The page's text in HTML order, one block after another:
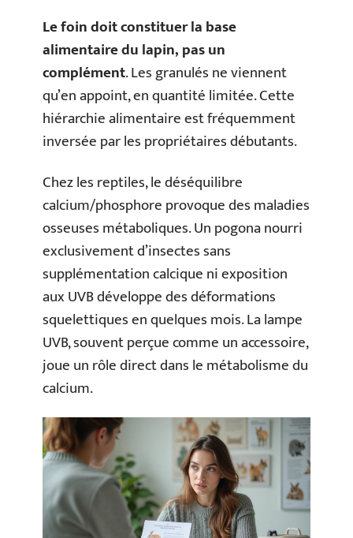
Le foin doit constituer la base
alimentaire du lapin, pas un
complément. Les granulés ne viennent
qu’en appoint, en quantité limitée. Cette
hiérarchie alimentaire est fréquemment
inversée par les propriétaires débutants.
Chez les reptiles, le déséquilibre
calcium/phosphore provoque des maladies
osseuses métaboliques. Un pogona nourri
exclusivement d’insectes sans
supplémentation calcique ni exposition
aux UVB développe des déformations
squelettiques en quelques mois. La lampe
UVB, souvent perçue comme un accessoire,
joue un rôle direct dans le métabolisme du
calcium.